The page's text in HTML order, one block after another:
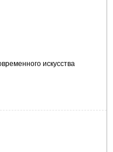
искусства